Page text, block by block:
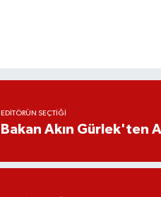
EDITÖRÜN SEÇTIĞI
Bakan Akın Gürlek'ten